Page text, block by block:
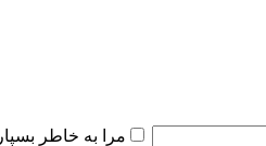
مرا به خاطر بسپار